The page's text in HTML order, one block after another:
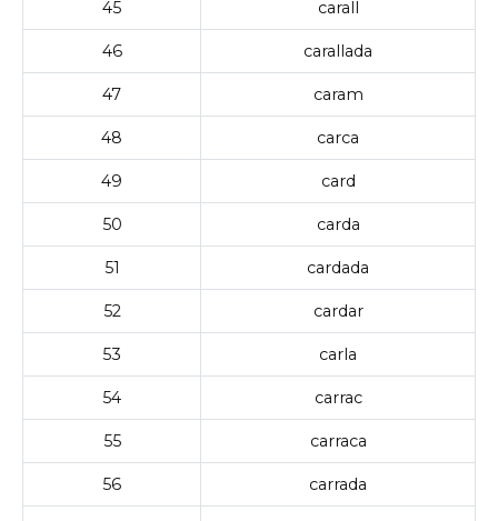
45 carall
46 carallada
47 caram
48 carca
49 card
50 carda
51 cardada
52 cardar
53 carla
54 carrac
55 carraca
56 carrada